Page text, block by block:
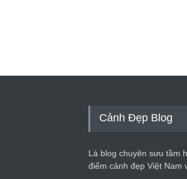
Cảnh Đẹp Blog
Là blog chuyên sưu tầm
điểm cảnh đẹp Việt Nam